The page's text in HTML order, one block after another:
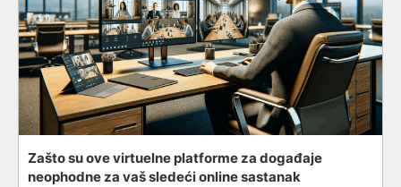
Zašto su ove virtuelne platforme za događaje
neophodne za vaš sledeći online sastanak